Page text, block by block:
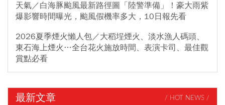
天氣／白海豚颱風最新路徑圖「陸警準備」！豪大雨紫
爆影響時間曝光，颱風假機率多大，10日報先看
2026夏季煙火懶人包／大稻埕煙火、淡水漁人碼頭、
東石海上煙火…全台花火施放時間、表演卡司、最佳觀
賞點必看
最新文章 / HOT NEWS /